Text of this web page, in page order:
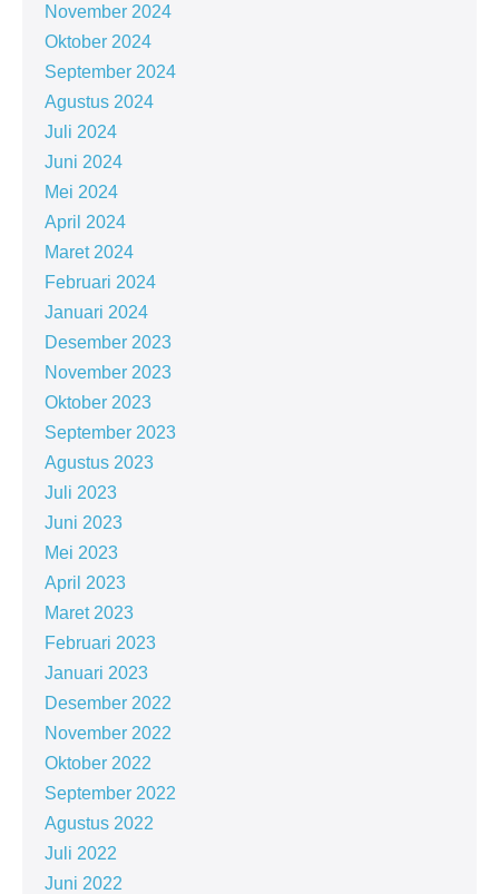
November 2024
Oktober 2024
September 2024
Agustus 2024
Juli 2024
Juni 2024
Mei 2024
April 2024
Maret 2024
Februari 2024
Januari 2024
Desember 2023
November 2023
Oktober 2023
September 2023
Agustus 2023
Juli 2023
Juni 2023
Mei 2023
April 2023
Maret 2023
Februari 2023
Januari 2023
Desember 2022
November 2022
Oktober 2022
September 2022
Agustus 2022
Juli 2022
Juni 2022